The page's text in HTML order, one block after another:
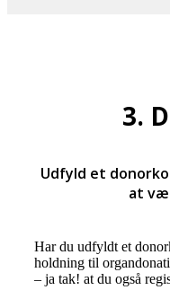
3.
Udfyld et
at
Har du udfyldt et
holdning til
– ja tak! at du også